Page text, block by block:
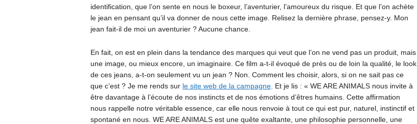
identification, que l’on sente en nous le boxeur, l’aventurier, l’amoureux du risque. Et que l’on achète
le jean en pensant qu’il va donner de nous cette image. Relisez la dernière phrase, pensez-y. Mon
jean fait-il de moi un aventurier ? Aucune chance.
En fait, on est en plein dans la tendance des marques qui veut que l’on ne vend pas un produit, mais
une image, ou mieux encore, un imaginaire. Ce film a-t-il évoqué de près ou de loin la qualité, le look
de ces jeans, a-t-on seulement vu un jean ? Non. Comment les choisir, alors, si on ne sait pas ce
que c’est ? Je me rends sur le site web de la campagne. Et je lis : « WE ARE ANIMALS nous invite à
être davantage à l’écoute de nos instincts et de nos émotions d’êtres humains. Cette affirmation
nous rappelle notre véritable essence, car elle nous renvoie à tout ce qui est pur, naturel, instinctif et
spontané en nous. WE ARE ANIMALS est une quête exaltante, une philosophie personnelle, une